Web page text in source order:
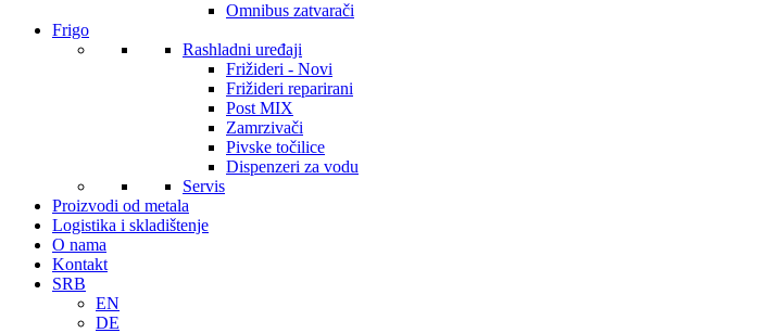
Omnibus zatvarači
Frigo
Rashladni uređaji
Frižideri - Novi
Frižideri reparirani
Post MIX
Zamrzivači
Pivske točilice
Dispenzeri za vodu
Servis
Proizvodi od metala
Logistika i skladištenje
O nama
Kontakt
SRB
EN
DE